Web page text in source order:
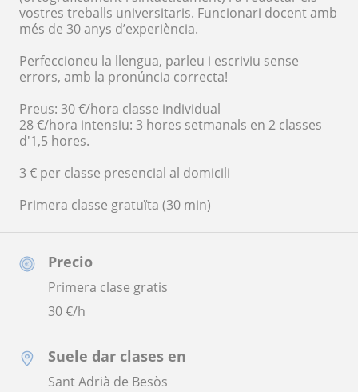
Precio
Primera clase gratis
30€/h
Suele dar clases en
Sant Adrià de Besòs
vostres treballs universitaris. Funcionari docent amb
més de 30 anys d’experiència.
Perfeccioneu la llengua, parleu i escriviu sense
errors, amb la pronúncia correcta!
Preus: 30 €/hora classe individual
28 €/hora intensiu: 3 hores setmanals en 2 classes
d'1,5 hores.
3 € per classe presencial al domicili
Primera classe gratuïta (30 min)